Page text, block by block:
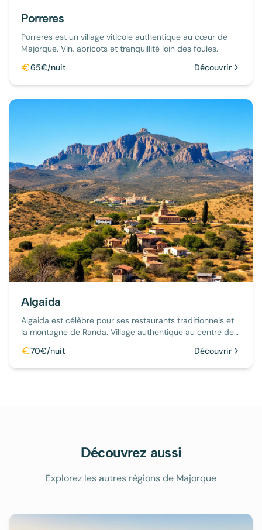
Porreres
Porreres est un village viticole authentique au cœur de
Majorque. Vin, abricots et tranquillité loin des foules.
65€/nuit
Découvrir
Algaida
Algaida est célèbre pour ses restaurants traditionnels et
la montagne de Randa. Village authentique au centre de
70€/nuit Découvrir
Découvrez aussi
Explorez les autres régions de Majorque